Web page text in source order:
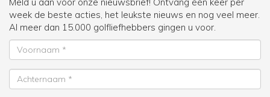
week de beste acties, het leukste nieuws en nog veel meer.
Al meer dan 15.000 golfliefhebbers gingen u voor.
Voornaam
Achternaam